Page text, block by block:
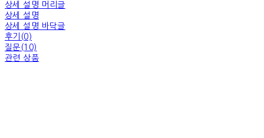
상세 설명 머리글
상세 설명
상세 설명 바닥글
후기(0)
질문(10)
관련 상품